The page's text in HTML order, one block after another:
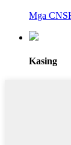
Mga
Kasing